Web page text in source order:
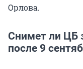
Орлова.
Снимет ли ЦБ
после 9